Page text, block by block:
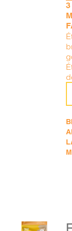
AJOUTER